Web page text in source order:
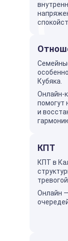
Кубяка.
Онлайн-
помогут
и
КПТ
КПТ в
тревогой.
Онлайн